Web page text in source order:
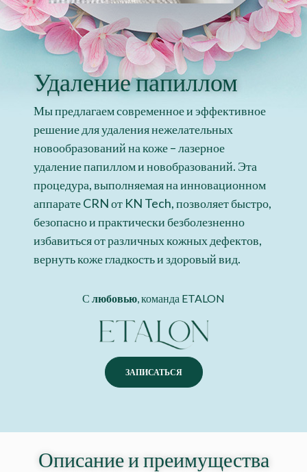
Удаление папиллом
Мы предлагаем современное и эффективное
решение для удаления нежелательных
новообразований на коже – лазерное
удаление папиллом и новобразований. Эта
процедура, выполняемая на инновационном
аппарате CRN от KN Tech, позволяет быстро,
безопасно и практически безболезненно
избавиться от различных кожных дефектов,
вернуть коже гладкость и здоровый вид.
С любовью, команда ETALON
ЗАПИСАТЬСЯ
Описание и преимущества